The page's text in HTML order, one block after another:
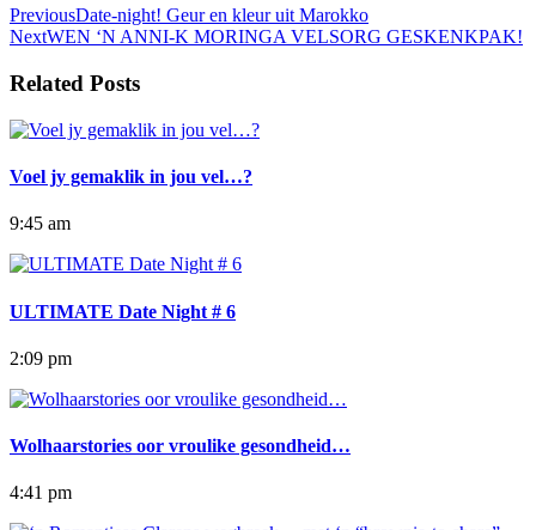
PreviousDate-night! Geur en kleur uit Marokko
NextWEN ‘N ANNI-K MORINGA VELSORG GESKENKPAK!
Related Posts
Voel jy gemaklik in jou vel…?
9:45 am
ULTIMATE Date Night # 6
2:09 pm
Wolhaarstories oor vroulike gesondheid…
4:41 pm